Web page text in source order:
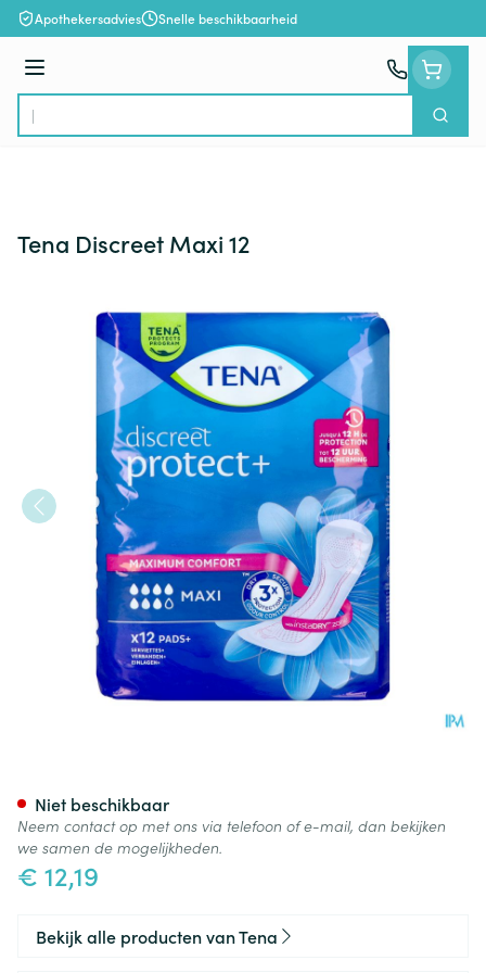
Ga naar de inhoud
Apothekersadvies Snelle beschikbaarheid
Menu
Product, merk, categorie...
Zoek
Tena Discreet Maxi 12
€ 12,19
Niet beschikbaar
Neem contact op met ons via telefoon of e-mail, dan bekijken
we samen de mogelijkheden.
Bekijk alle producten van Tena